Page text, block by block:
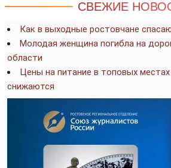
СВЕЖИЕ
Как в выходные ростовчане
Молодая женщина погибла на
области
Цены на питание в топовых
снижаются